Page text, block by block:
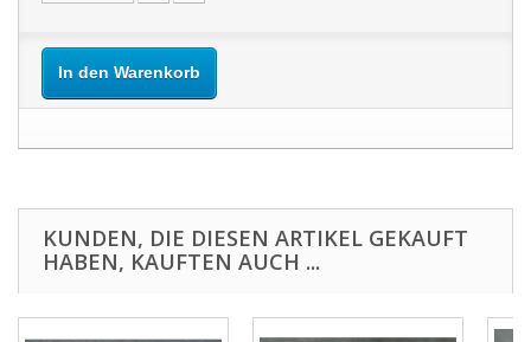
In den Warenkorb
KUNDEN, DIE DIESEN ARTIKEL GEKAUFT
HABEN, KAUFTEN AUCH ...